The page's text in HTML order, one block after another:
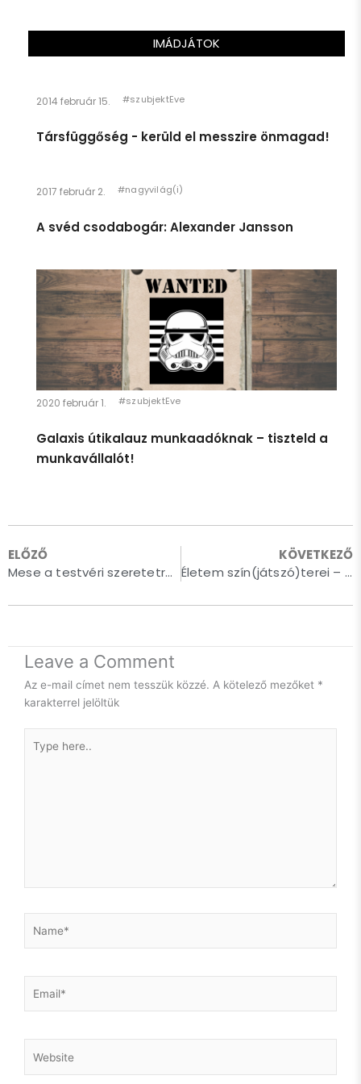
Egészen pár héttel ezelőttig úgy éreztem, hogy én egy
büszkeséggel tölt el.
Ugyanakkor, idén 40 éves leszek. És innentől kezdve így is
fogok viselkedni. Cserébe elvárom, hogy úgy is kezeljenek.
Hosszú út előtt állok még önismereti utat tekintve, de az
önmagamba vetett hit az alapja kell, hogy legyen egy
egészséges mentális működésnek. Szóval, legyen.
IMÁDJÁTOK
2014 február 15. #szubjektEve
Társfüggőség - kerüld el messzire önmagad!
2017 február 2. #nagyvilág(i)
A svéd csodabogár: Alexander Jansson
2020 február 1. #szubjektEve
Galaxis útikalauz munkaadóknak – tiszteld a
munkavállalót!
ELŐZŐ
Mese a testvéri szeretetről – vigyázat, könny-csalogató!
KÖVETKEZŐ
Életem szín(játszó)terei – avagy „Szívem szállodái”
Leave a Comment
Az e-mail címet nem tesszük közzé. A kötelező mezőket *
karakterrel jelöltük
here..